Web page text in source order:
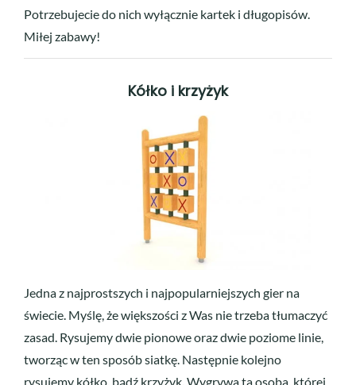
Potrzebujecie do nich wyłącznie kartek i długopisów.
Miłej zabawy!
Kółko i krzyżyk
Jedna z najprostszych i najpopularniejszych gier na
świecie. Myślę, że większości z Was nie trzeba tłumaczyć
zasad. Rysujemy dwie pionowe oraz dwie poziome linie,
tworząc w ten sposób siatkę. Następnie kolejno
rysujemy kółko, bądź krzyżyk. Wygrywa ta osoba, której